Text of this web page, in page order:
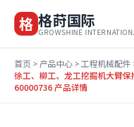
格 格莳国际
GROWSHINE
首页 > 产品中心 >工程机械配件
徐工、柳工、龙工挖掘机大臂
60000736 产品详情